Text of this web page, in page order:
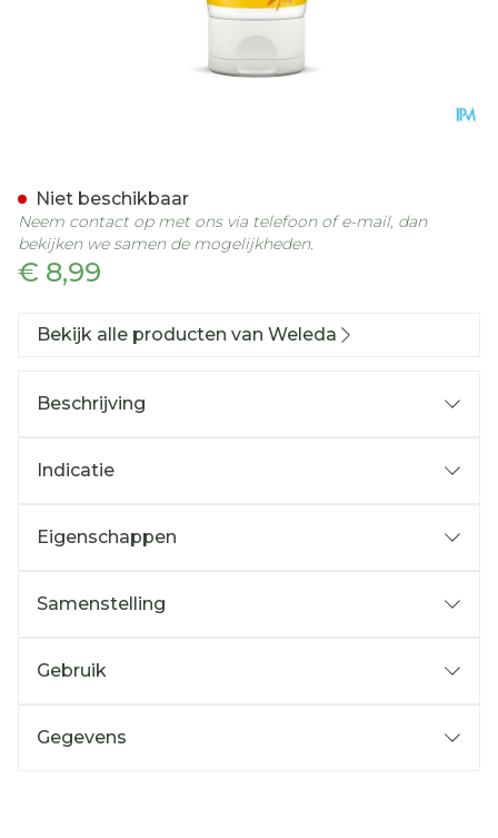
€ 8,99
Niet beschikbaar
Neem contact op met ons via telefoon of e-mail, dan
bekijken we samen de mogelijkheden.
Bekijk alle producten van Weleda
Beschrijving
Indicatie
Eigenschappen
Samenstelling
Gebruik
Gegevens